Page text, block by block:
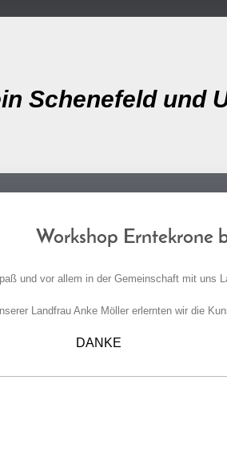
Schenefeld und
Workshop Erntekrone
und vor allem in der Gemeinschaft mit uns
Landfrau Anke Möller erlernten wir die